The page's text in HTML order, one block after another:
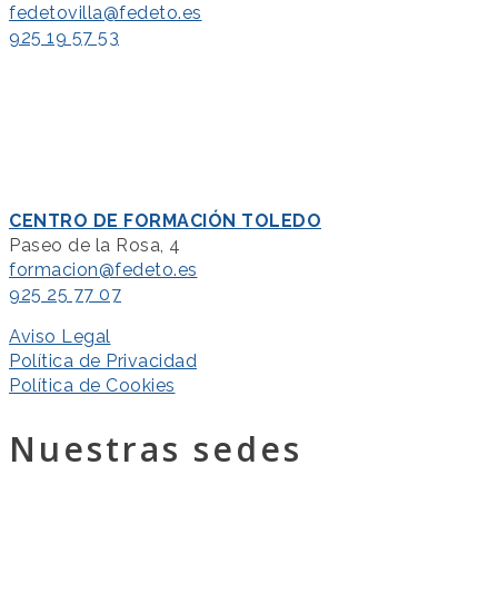
fedetovilla@fedeto.es
925 19 57 53
CENTRO DE FORMACIÓN TOLEDO
Paseo de la Rosa, 4
formacion@fedeto.es
925 25 77 07
Aviso Legal
Política de Privacidad
Política de Cookies
Nuestras sedes